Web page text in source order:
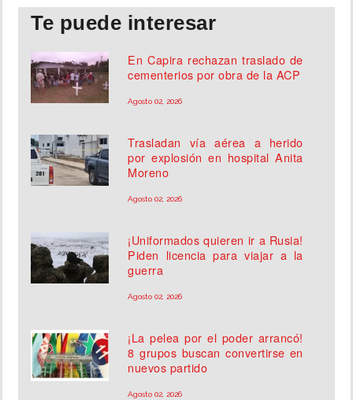
Te puede interesar
En Capira rechazan traslado de
cementerios por obra de la ACP
Agosto 02, 2026
Trasladan vía aérea a herido
por explosión en hospital Anita
Moreno
Agosto 02, 2026
¡Uniformados quieren ir a Rusia!
Piden licencia para viajar a la
guerra
Agosto 02, 2026
¡La pelea por el poder arrancó!
8 grupos buscan convertirse en
nuevos partido
Agosto 02, 2026